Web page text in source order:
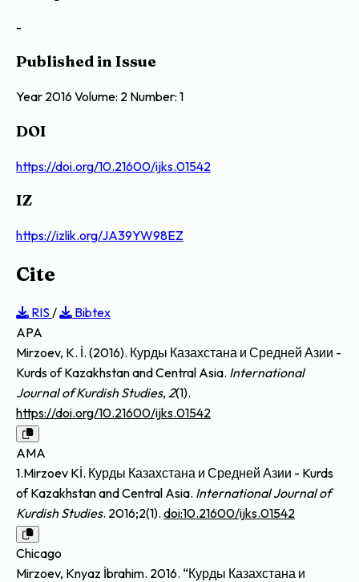
-
Published in Issue
Year 2016 Volume: 2 Number: 1
DOI
https://doi.org/10.21600/ijks.01542
IZ
https://izlik.org/JA39YW98EZ
Cite
RIS /
Bibtex
APA
Mirzoev, K. İ. (2016). Курды Казахстана и Средней Азии -
Kurds of Kazakhstan and Central Asia. International
Journal of Kurdish Studies, 2(1).
https://doi.org/10.21600/ijks.01542
AMA
1.Mirzoev Kİ. Курды Казахстана и Средней Азии - Kurds
of Kazakhstan and Central Asia. International Journal of
Kurdish Studies. 2016;2(1). doi:10.21600/ijks.01542
Chicago
Mirzoev, Knyaz İbrahim. 2016. “Курды Казахстана и